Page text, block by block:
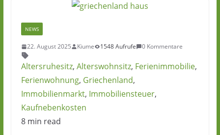
NEWS
22. August 2025 Kiume 1548 Aufrufe 0 Kommentare
Altersruhesitz, Alterswohnsitz, Ferienimmobilie,
Ferienwohnung, Griechenland,
Immobilienmarkt, Immobiliensteuer,
Kaufnebenkosten
8 min read